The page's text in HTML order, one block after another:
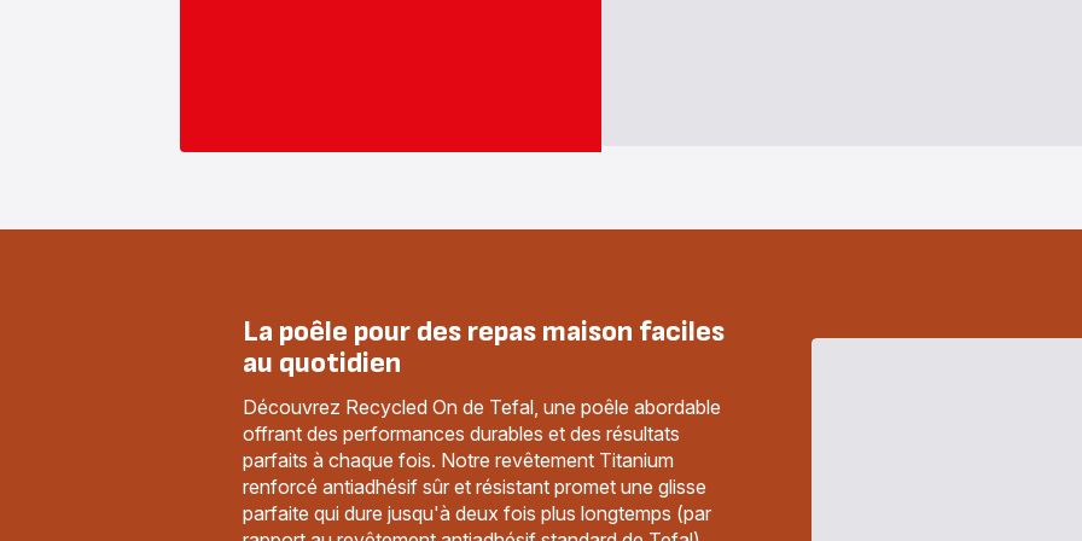
La poêle pour des repas maison faciles
au quotidien
Découvrez Recycled On de Tefal, une poêle abordable
offrant des performances durables et des résultats
parfaits à chaque fois. Notre revêtement Titanium
renforcé antiadhésif sûr et résistant promet une glisse
parfaite qui dure jusqu'à deux fois plus longtemps (par